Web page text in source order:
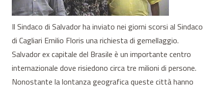
Il Sindaco di Salvador ha inviato nei giorni scorsi al Sindaco
di Cagliari Emilio Floris una richiesta di gemellaggio.
Salvador ex capitale del Brasile è un importante centro
internazionale dove risiedono circa tre milioni di persone.
Nonostante la lontanza geografica queste città hanno